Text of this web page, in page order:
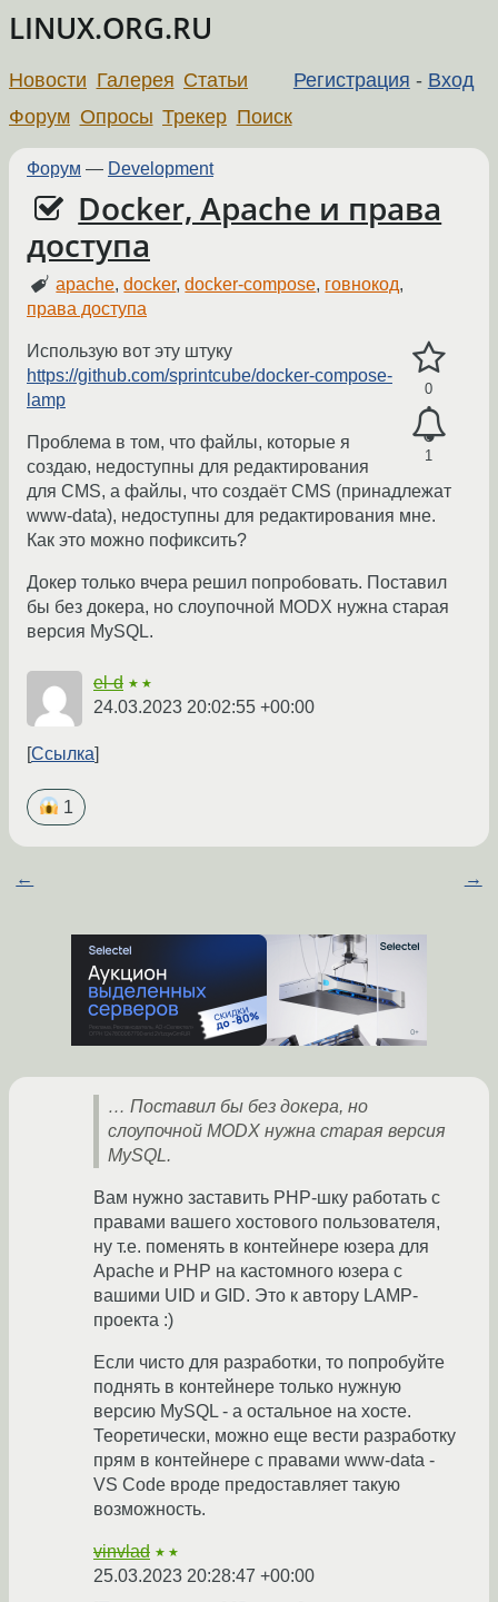
LINUX.ORG.RU
Регистрация - Вход
Новости Галерея Статьи
Форум Опросы Трекер Поиск
Форум — Development
Docker, Apache и права
доступа
apache,docker,docker-compose, говнокод,
права доступа
0
1
Использую вот эту штуку
https://github.com/sprintcube/docker-compose-
lamp
Проблема в том, что файлы, которые я
создаю, недоступны для редактирования
для CMS, а файлы, что создаёт CMS (принадлежат
www-data), недоступны для редактирования мне.
Как это можно пофиксить?
Докер только вчера решил попробовать. Поставил
бы без докера, но слоупочной MODX нужна старая
версия MySQL.
el-d ★★
24.03.2023 20:02:55 +00:00
Ссылка
1
← →
… Поставил бы без докера, но
слоупочной MODX нужна старая версия
MySQL.
Вам нужно заставить PHP-шку работать с
правами вашего хостового пользователя,
ну т.е. поменять в контейнере юзера для
Apache и PHP на кастомного юзера с
вашими UID и GID. Это к автору LAMP-
проекта :)
Если чисто для разработки, то попробуйте
поднять в контейнере только нужную
версию MySQL - а остальное на хосте.
Теоретически, можно еще вести разработку
прям в контейнере с правами www-data -
VS Code вроде предоставляет такую
возможность.
vinvlad ★★
25.03.2023 20:28:47 +00:00